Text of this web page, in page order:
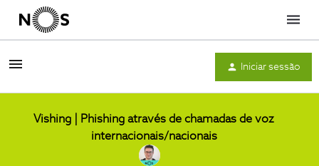
Menu
Iniciar sessão
Vishing | Phishing através de chamadas de voz
internacionais/nacionais